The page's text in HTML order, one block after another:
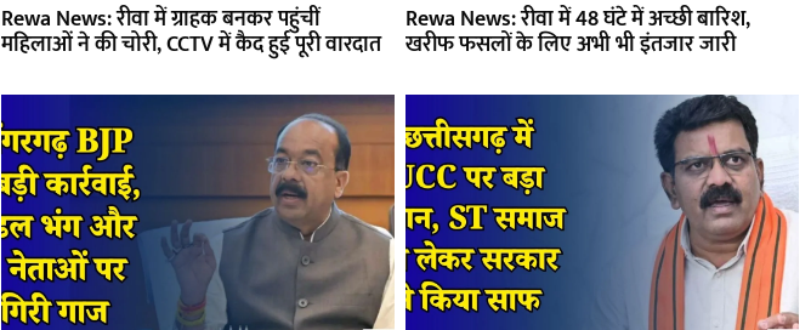
Rewa News: रीवा में ग्राहक बनकर पहुंचीं
महिलाओं ने की चोरी, CCTV में कैद हुई पूरी वारदात
Rewa News: रीवा में 48 घंटे में अच्छी बारिश,
खरीफ फसलों के लिए अभी भी इंतजार जारी